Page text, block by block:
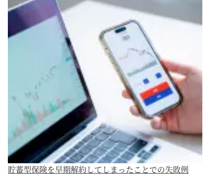
貯蓄型保険を早期解約してしまったことでの失敗例